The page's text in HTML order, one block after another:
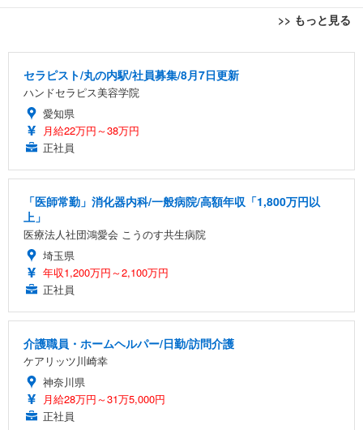
>> もっと見る
[EdoErgo] オフィスチェア 椅子 テレワーク 疲れな
い 跳ね上げ式アームレスト コンパクト 約105度ロッ
キング pc 事務椅子 360度回転 座面昇降 強化ナイロ
ン樹脂ベース 通気性メッシュ 在宅ワーク H-WY01
ュチェア 人間工学 疲れない ブラック
￥27,999
Sezlife オフィスチェア デスクチェア 疲れない テレ
能 人間工学 椅子 腰サポート 90度跳ね上げ式アーム
務用 おしゃれ パソコンチェア (ブラック)
Sezlife オフィスチェア デスクチェア 疲れない テレ
ワーク チェア 強化バックレスト 30度ロッキング機
能 人間工学 椅子 腰サポート 90度跳ね上げ式アーム
ョン PCチェア 通気性メッシュ ゲーミング/勉強/事
務用 おしゃれ パソコンチェア (ホワイト)
EIZO ビジネス向けプレミアムモニター | FlexScan
EV3240X-WT | 31.5型4K UHD・USB Type-C・ホワ
イト
イト
￥109,572
【整備済み品】Dell E2724HS 27インチ 液晶モニタ
ー フルHD（1920×1080）VA 非光沢 HDMI/DisplayP
ort/VGA スピーカー内蔵 高さ調整 スイベル VESA対
回使い捨て 無香料 ホワイト 300枚
￥3,373
x2袋(84枚) ホワイト(吸収面:ライトブルー)
￥3,234
Smart Basic(スマートベーシック) 【Amazon.co.jp
限定】 Smart Basic アイリスオーヤマ ペットシーツ
超厚型 お徳用 ワイド 100枚入 (x 1) (ケース販売)
セラピスト/丸の内駅/社員募集/8月7日更新
ハンドセラピス美容学院
愛知県
月給22万円～38万円
正社員
「医師常勤」消化器内科/一般病院/高額年収「1,800万円以
上」
医療法人社団鴻愛会 こうのす共生病院
埼玉県
年収1,200万円～2,100万円
正社員
介護職員・ホームヘルパー/日勤/訪問介護
ケアリッツ川崎幸
神奈川県
月給28万円～31万5,000円
正社員